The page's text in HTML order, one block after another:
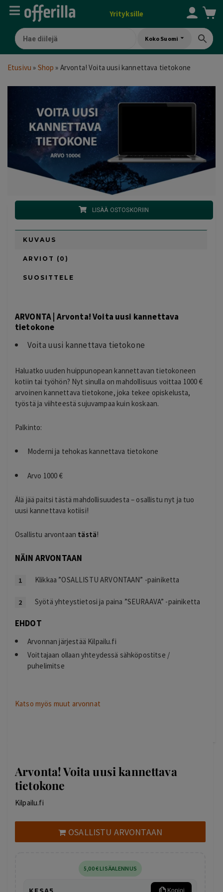
Yrityksille
Koko Suomi
Etusivu » Shop » Arvonta! Voita uusi kannettava tietokone
LISÄÄ OSTOSKORIIN
KUVAUS
ARVIOT (0)
SUOSITTELE
ARVONTA | Arvonta! Voita uusi kannettava
tietokone
Voita uusi kannettava tietokone
Haluatko uuden huippunopean kannettavan tietokoneen
kotiin tai työhön? Nyt sinulla on mahdollisuus voittaa 1000 €
arvoinen kannettava tietokone, joka tekee opiskelusta,
työstä ja viihteestä sujuvampaa kuin koskaan.
Palkinto:
Moderni ja tehokas kannettava tietokone
Arvo 1000 €
Älä jää paitsi tästä mahdollisuudesta – osallistu nyt ja tuo
uusi kannettava kotiisi!
Osallistu arvontaan tästä!
NÄIN ARVONTAAN
Klikkaa ”OSALLISTU ARVONTAAN” -painiketta
Syötä yhteystietosi ja paina ”SEURAAVA” -painiketta
EHDOT
Arvonnan järjestää Kilpailu.fi
Voittajaan ollaan yhteydessä sähköpostitse /
puhelimitse
Katso myös muut arvonnat
Arvonta! Voita uusi kannettava
tietokone
Kilpailu.fi
OSALLISTU ARVONTAAN
5,00€LISÄALENNUS
Kopioi